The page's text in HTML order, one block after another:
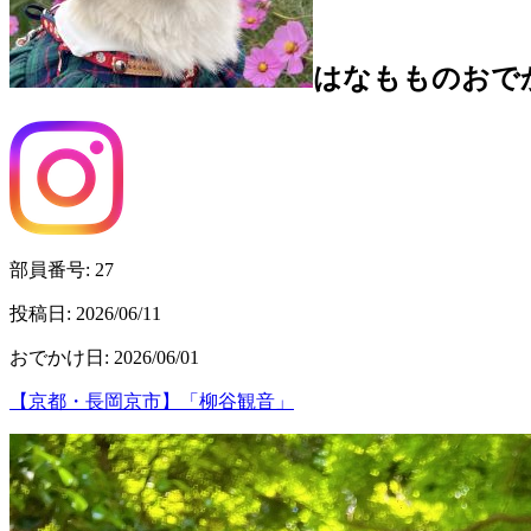
はなもものおで
部員番号: 27
投稿日: 2026/06/11
おでかけ日 : 2026/06/01
【京都・長岡京市】「柳谷観音」